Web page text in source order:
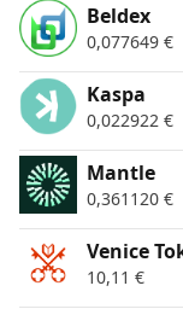
Beldex
0,077649 €
Kaspa
0,022922 €
Mantle
0,361120 €
Venice
10,11 €